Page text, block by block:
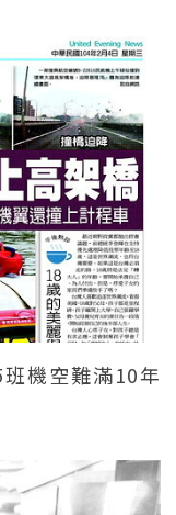
機空難滿10年